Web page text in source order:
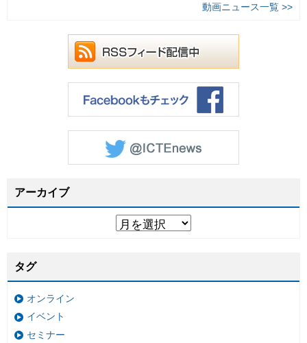
動画ニュース一覧 >>
アーカイブ
タグ
オンライン
イベント
セミナー